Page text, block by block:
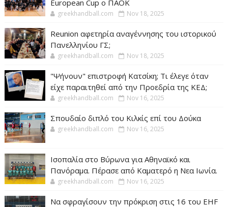
European Cup ο ΠΑΟΚ
greekhandball.com Nov 18, 2025
Reunion αφετηρία αναγέννησης του ιστορικού
Πανελληνίου ΓΣ;
greekhandball.com Nov 18, 2025
"Ψήνουν" επιστροφή Κατσίκη; Τι έλεγε όταν
είχε παραιτηθεί από την Προεδρία της ΚΕΔ;
greekhandball.com Nov 16, 2025
Σπουδαίο διπλό του Κιλκίς επί του Δούκα
greekhandball.com Nov 16, 2025
Ισοπαλία στο Βύρωνα για Αθηναϊκό και
Πανόραμα. Πέρασε από Καματερό η Νεα Ιωνία.
greekhandball.com Nov 16, 2025
Να σφραγίσουν την πρόκριση στις 16 του EHF